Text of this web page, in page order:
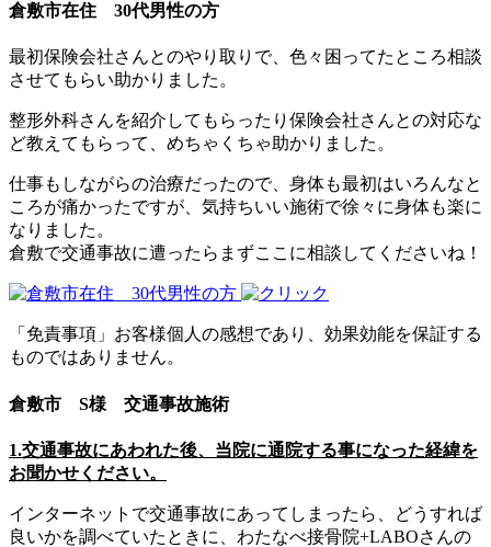
倉敷市在住 30代男性の方
最初保険会社さんとのやり取りで、色々困ってたところ相談
させてもらい助かりました。
整形外科さんを紹介してもらったり保険会社さんとの対応な
ど教えてもらって、めちゃくちゃ助かりました。
仕事もしながらの治療だったので、身体も最初はいろんなと
ころが痛かったですが、気持ちいい施術で徐々に身体も楽に
なりました。
倉敷で交通事故に遭ったらまずここに相談してくださいね！
「免責事項」お客様個人の感想であり、効果効能を保証する
ものではありません。
倉敷市 S様 交通事故施術
1.交通事故にあわれた後、当院に通院する事になった経緯を
お聞かせください。
インターネットで交通事故にあってしまったら、どうすれば
良いかを調べていたときに、わたなべ接骨院+LABOさんの